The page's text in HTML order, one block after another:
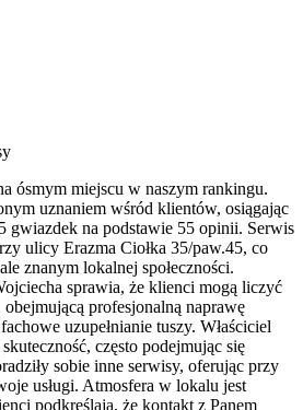
ósmym miejscu w naszym rankingu.
uznaniem wśród klientów, osiągając
gwiazdek na podstawie 55 opinii. Serwis
ulicy Erazma Ciołka 35/paw.45, co
znanym lokalnej społeczności.
sprawia, że klienci mogą liczyć
obejmującą profesjonalną naprawę
uzupełnianie tuszy. Właściciel
często podejmując się
sobie inne serwisy, oferując przy
usługi. Atmosfera w lokalu jest
podkreślają, że kontakt z Panem